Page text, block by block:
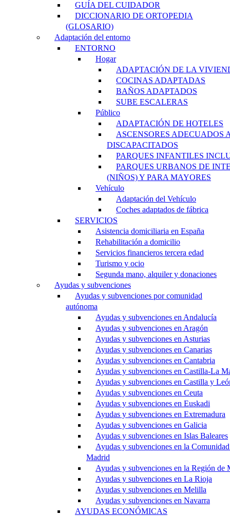
GUÍA DEL CUIDADOR
DICCIONARIO DE ORTOPEDIA
(GLOSARIO)
Adaptación del entorno
ENTORNO
Hogar
ADAPTACIÓN DE LA
COCINAS ADAPTADAS
BAÑOS ADAPTADOS
SUBE ESCALERAS
Público
ADAPTACIÓN DE HOTELES
ASCENSORES ADECUADOS
DISCAPACITADOS
PARQUES INFANTILES
PARQUES URBANOS DE
(NIÑOS) Y PARA MAYORES
Vehículo
Adaptación del Vehículo
Coches adaptados de fábrica
SERVICIOS
Asistencia domiciliaria en España
Rehabilitación a domicilio
Servicios financieros tercera edad
Turismo y ocio
Segunda mano, alquiler y donaciones
Ayudas y subvenciones
Ayudas y subvenciones por comunidad
autónoma
Ayudas y subvenciones en Andalucía
Ayudas y subvenciones en Aragón
Ayudas y subvenciones en Asturias
Ayudas y subvenciones en Canarias
Ayudas y subvenciones en Cantabria
Ayudas y subvenciones en Castilla-La
Ayudas y subvenciones en Castilla y
Ayudas y subvenciones en Ceuta
Ayudas y subvenciones en Euskadi
Ayudas y subvenciones en Extremadura
Ayudas y subvenciones en Galicia
Ayudas y subvenciones en Islas Baleares
Ayudas y subvenciones en la
Madrid
Ayudas y subvenciones en la Región de
Ayudas y subvenciones en La Rioja
Ayudas y subvenciones en Melilla
Ayudas y subvenciones en Navarra
AYUDAS ECONÓMICAS